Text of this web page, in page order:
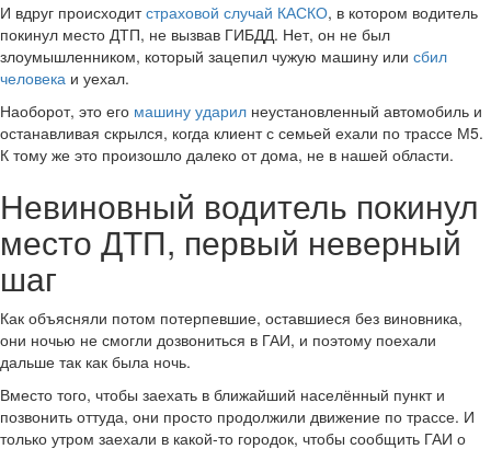
И вдруг происходитстраховой случай КАСКО, в котором водитель
покинул место ДТП, не вызвав ГИБДД. Нет, он не был
злоумышленником, который зацепил чужую машину или сбил
человека и уехал.
Наоборот, это его машину ударил неустановленный автомобиль и
останавливая скрылся, когда клиент с семьей ехали по трассе М5.
К тому же это произошло далеко от дома, не в нашей области.
Невиновный водитель покинул
место ДТП, первый неверный
шаг
Как объясняли потом потерпевшие, оставшиеся без виновника,
они ночью не смогли дозвониться в ГАИ, и поэтому поехали
дальше так как была ночь.
Вместо того, чтобы заехать в ближайший населённый пункт и
позвонить оттуда, они просто продолжили движение по трассе. И
только утром заехали в какой-то городок, чтобы сообщить ГАИ о